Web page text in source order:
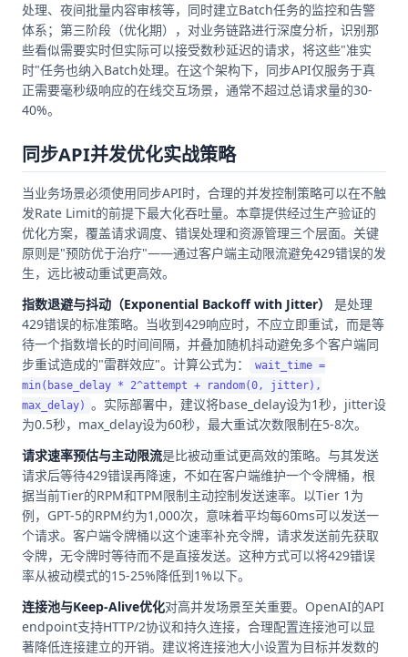
处理、夜间批量内容审核等，同时建立Batch任务的监控和告警
体系；第三阶段（优化期），对业务链路进行深度分析，识别那
些看似需要实时但实际可以接受数秒延迟的请求，将这些"准实
时"任务也纳入Batch处理。在这个架构下，同步API仅服务于真
正需要毫秒级响应的在线交互场景，通常不超过总请求量的30-
40%。
同步API并发优化实战策略
当业务场景必须使用同步API时，合理的并发控制策略可以在不触
发Rate Limit的前提下最大化吞吐量。本章提供经过生产验证的
优化方案，覆盖请求调度、错误处理和资源管理三个层面。关键
原则是"预防优于治疗"——通过客户端主动限流避免429错误的发
生，远比被动重试更高效。
指数退避与抖动（Exponential Backoff with Jitter）
是处理
429错误的标准策略。当收到429响应时，不应立即重试，而是等
待一个指数增长的时间间隔，并叠加随机抖动避免多个客户端同
步重试造成的"雷群效应"。计算公式为：
wait_time =
min(base_delay * 2^attempt + random(0, jitter),
max_delay) 。实际部署中，建议将base_delay设为1秒，jitter设
为0.5秒，max_delay设为60秒，最大重试次数限制在5-8次。
请求速率预估与主动限流是比被动重试更高效的策略。与其发送
请求后等待429错误再降速，不如在客户端维护一个令牌桶，根
据当前Tier的RPM和TPM限制主动控制发送速率。以Tier 1为
例，GPT-5的RPM约为1,000次，意味着平均每60ms可以发送一
个请求。客户端令牌桶以这个速率补充令牌，请求发送前先获取
令牌，无令牌时等待而不是直接发送。这种方式可以将429错误
率从被动模式的15-25%降低到1%以下。
连接池与Keep-Alive优化对高并发场景至关重要。OpenAI的API
endpoint支持HTTP/2协议和持久连接，合理配置连接池可以显
著降低连接建立的开销。建议将连接池大小设置为目标并发数的